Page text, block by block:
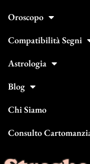
Oroscopo
Compatibilità Segni
Astrologia
Blog
Chi Siamo
Consulto